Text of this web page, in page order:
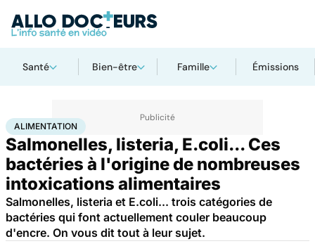
Santé Bien-être Famille Émissions
AccueilSantéAlimentation
ALIMENTATION
Salmonelles, listeria, E.coli... Ces
bactéries à l'origine de nombreuses
intoxications alimentaires
Salmonelles, listeria et E.coli... trois catégories de
bactéries qui font actuellement couler beaucoup
d'encre. On vous dit tout à leur sujet.